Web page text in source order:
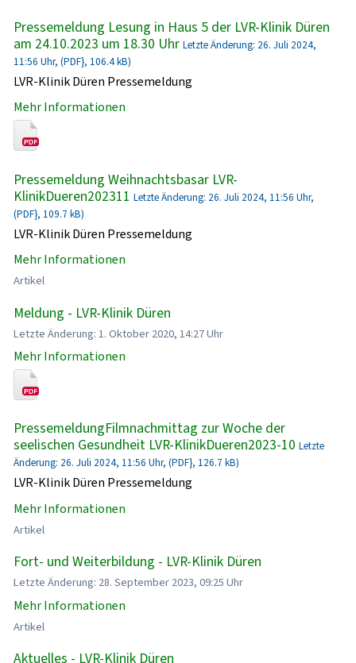
Pressemeldung Lesung in Haus 5 der LVR-Klinik Düren
am 24.10.2023 um 18.30 Uhr Letzte Änderung: 26. Juli 2024,
11:56 Uhr, (PDF}, 106.4 kB)
LVR-Klinik Düren Pressemeldung
Mehr Informationen
Pressemeldung Weihnachtsbasar LVR-
KlinikDueren202311 Letzte Änderung: 26. Juli 2024, 11:56 Uhr,
(PDF}, 109.7 kB)
LVR-Klinik Düren Pressemeldung
Mehr Informationen
Artikel
Meldung - LVR-Klinik Düren
Letzte Änderung: 1. Oktober 2020, 14:27 Uhr
Mehr Informationen
PressemeldungFilmnachmittag zur Woche der
seelischen Gesundheit LVR-KlinikDueren2023-10 Letzte
Änderung: 26. Juli 2024, 11:56 Uhr, (PDF}, 126.7 kB)
LVR-Klinik Düren Pressemeldung
Mehr Informationen
Artikel
Fort- und Weiterbildung - LVR-Klinik Düren
Letzte Änderung: 28. September 2023, 09:25 Uhr
Mehr Informationen
Artikel
Aktuelles - LVR-Klinik Düren